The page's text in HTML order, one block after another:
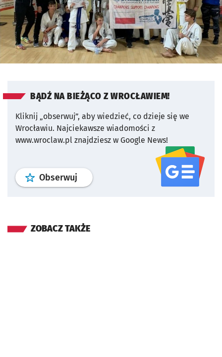
BĄDŹ NA BIEŻĄCO Z WROCŁAWIEM!
Kliknij „obserwuj”, aby wiedzieć, co dzieje się we
Wrocławiu. Najciekawsze wiadomości z
www.wroclaw.pl znajdziesz w Google News!
Obserwuj profil serwisu
ZOBACZ TAKŻE